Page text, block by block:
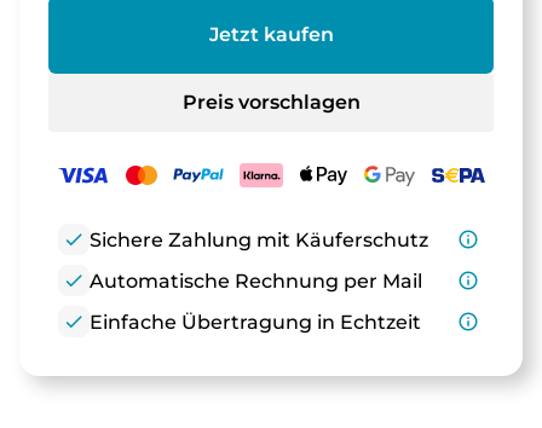
Jetzt kaufen
Preis vorschlagen
check Sichere Zahlung mit Käuferschutz
info_outline
check Automatische Rechnung per Mail
info_outline
check Einfache Übertragung in Echtzeit info_outline